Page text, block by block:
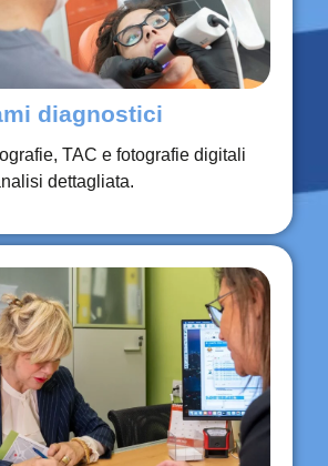
diagnostici
TAC e fotografie digitali
dettagliata.